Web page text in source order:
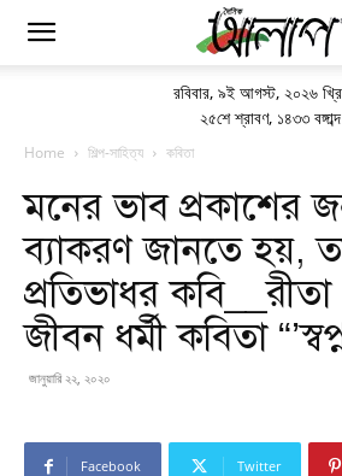
রবিবার, ৯ই আগস্ট, ২০২৬
২৫শে শ্রাবণ, ১৪৩৩ বঙ্গাব্দ
Home শিল্প-সাহিত্য কবিতা
মনের ভাব প্রকাশের
ব্যাকরণ জানতে হয়,
প্রতিভাধর
জীবন ধর্মী কবিতা
জানুয়ারি ২২, ২০২০
Facebook Twitter